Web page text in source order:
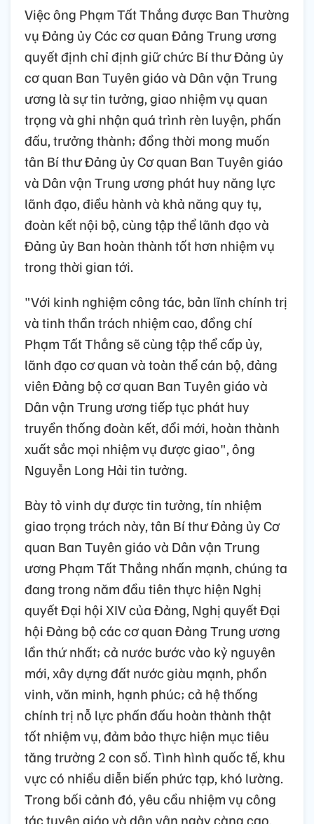
Việc ông Phạm Tất Thắng được Ban Thường
vụ Đảng ủy Các cơ quan Đảng Trung ương
quyết định chỉ định giữ chức Bí thư Đảng ủy
cơ quan Ban Tuyên giáo và Dân vận Trung
ương là sự tin tưởng, giao nhiệm vụ quan
trọng và ghi nhận quá trình rèn luyện, phấn
đấu, trưởng thành; đồng thời mong muốn
tân Bí thư Đảng ủy Cơ quan Ban Tuyên giáo
và Dân vận Trung ương phát huy năng lực
lãnh đạo, điều hành và khả năng quy tụ,
đoàn kết nội bộ, cùng tập thể lãnh đạo và
Đảng ủy Ban hoàn thành tốt hơn nhiệm vụ
trong thời gian tới.
"Với kinh nghiệm công tác, bản lĩnh chính trị
và tinh thần trách nhiệm cao, đồng chí
Phạm Tất Thắng sẽ cùng tập thể cấp ủy,
lãnh đạo cơ quan và toàn thể cán bộ, đảng
viên Đảng bộ cơ quan Ban Tuyên giáo và
Dân vận Trung ương tiếp tục phát huy
truyền thống đoàn kết, đổi mới, hoàn thành
xuất sắc mọi nhiệm vụ được giao", ông
Nguyễn Long Hải tin tưởng.
Bày tỏ vinh dự được tin tưởng, tín nhiệm
giao trọng trách này, tân Bí thư Đảng ủy Cơ
quan Ban Tuyên giáo và Dân vận Trung
ương Phạm Tất Thắng nhấn mạnh, chúng ta
đang trong năm đầu tiên thực hiện Nghị
quyết Đại hội XIV của Đảng, Nghị quyết Đại
hội Đảng bộ các cơ quan Đảng Trung ương
lần thứ nhất; cả nước bước vào kỷ nguyên
mới, xây dựng đất nước giàu mạnh, phồn
vinh, văn minh, hạnh phúc; cả hệ thống
chính trị nỗ lực phấn đấu hoàn thành thật
tốt nhiệm vụ, đảm bảo thực hiện mục tiêu
tăng trưởng 2 con số. Tình hình quốc tế, khu
vực có nhiều diễn biến phức tạp, khó lường.
Trong bối cảnh đó, yêu cầu nhiệm vụ công
tác tuyên giáo và dân vận ngày càng cao,